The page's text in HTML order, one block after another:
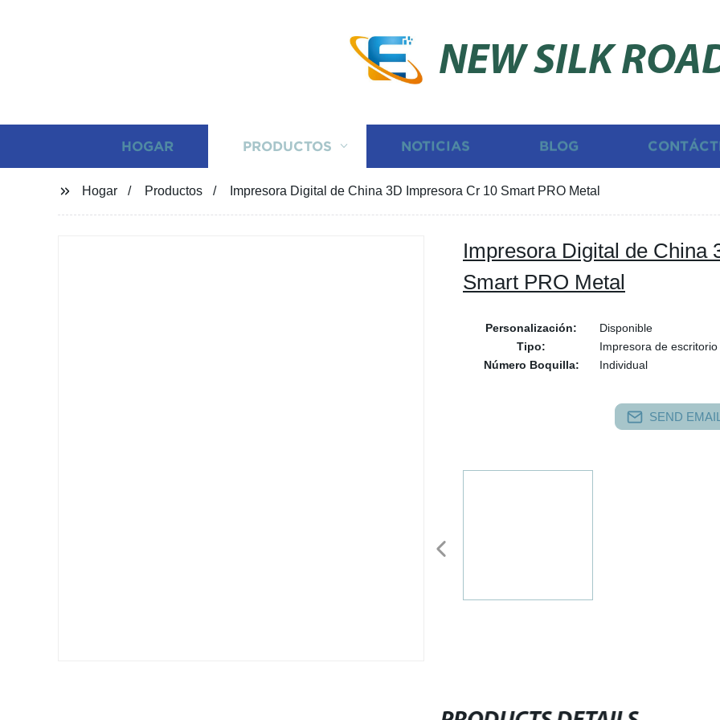
NEW SILK
HOGAR PRODUCTOS NOTICIAS BLOG
Hogar Productos Impresora Digital de China 3D Impresora Cr 10 Smart PRO Metal
Impresora Digital de China
Smart PRO Metal
Personalización:
Disponible
Tipo:
Impresora de escritorio
Número Boquilla:
Individual
SEND